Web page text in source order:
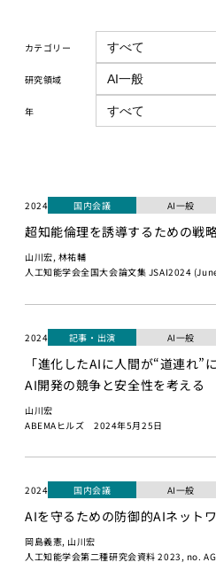
講義について
募集中の講座と予
ンス
GCIベー
ロから始
タサイエ
GCI（グ
ローバル
消費イン
ンス寄付
リング実践
機械学習
プログラ
カテゴリー
研究領域
年
2024 国内会議 AI一般
超知能倫理を誘導するための戦
山川宏, 林祐輔
人工知能学会全国大会論文集 JSAI2024
2024 記事・出演 AI一般
「進化したAIに人間が“道連れ”
AI開発の競争と安全性を考える
山川宏
ABEMAヒルズ 2024年5月25日
2024 国内会議 AI一般
AIを守るための防御的AIネット
岡島義憲, 山川宏
人工知能学会第二種研究会資料 2023, no.